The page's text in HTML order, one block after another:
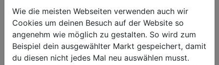
INSPIRATIONSGALERIE
Wie die meisten Webseiten verwenden auch wir
Cookies um deinen Besuch auf der Website so
angenehm wie möglich zu gestalten. So wird zum
Beispiel dein ausgewählter Markt gespeichert, damit
du diesen nicht jedes Mal neu auswählen musst.